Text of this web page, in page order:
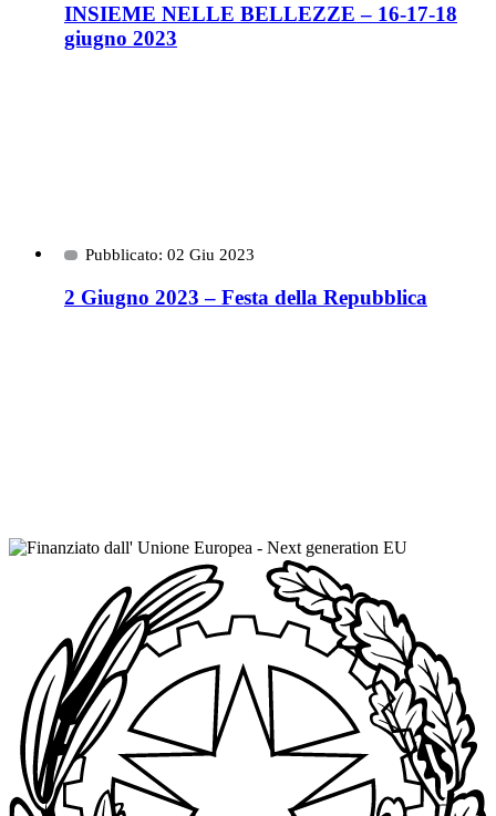
INSIEME NELLE BELLEZZE – 16-17-18
giugno 2023
Pubblicato: 02 Giu 2023
2 Giugno 2023 – Festa della Repubblica